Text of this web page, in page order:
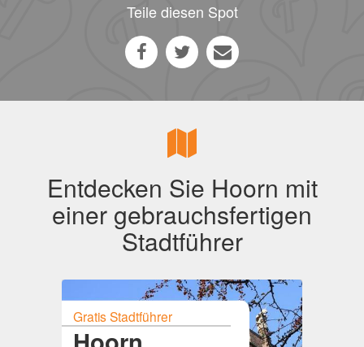
Teile diesen Spot
Entdecken Sie Hoorn mit
einer gebrauchsfertigen
Stadtführer
Gratis Stadtführer